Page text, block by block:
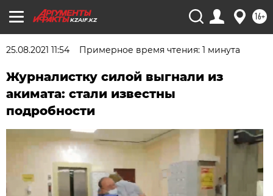
KZAIF.KZ 16+
25.08.2021 11:54 Примерное время чтения: 1 минута
Журналистку силой выгнали из
акимата: стали известны
подробности